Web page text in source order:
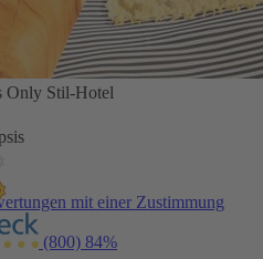
Only Stil-Hotel
mit einer Zustimmung
(800) 84%